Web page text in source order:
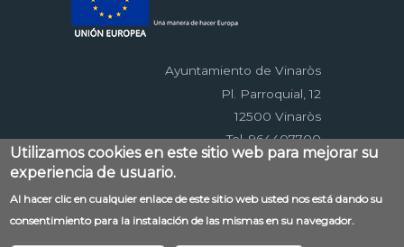
Ayuntamiento de Vinaròs
Pl. Parroquial, 12
12500 Vinaròs
Tel. 964407700
Menú
al
Contacto Aviso legal
Mapa web
Accessibilitat
Política de privacidad
RSS
Utilizamos cookies en este sitio web para mejorar su
experiencia de usuario.
Al hacer clic en cualquier enlace de este sitio web usted nos está dando su
consentimiento para la instalación de las mismas en su navegador.